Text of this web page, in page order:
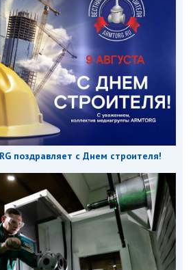
поздравляет с Днем строителя!